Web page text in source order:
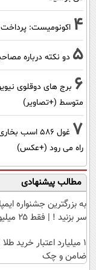
4 اکونومیست: پرداخت
5 دو نکته درباره
6 برج های دوقلوی
متوسط (+تصاویر)
7
راه می رود (+عکس)
مطالب پیشنهادی
به بزرگترین جشنواره
سر بزنید ! | فقط ۲۵ میلیون !
۱ میلیارد اعتبار خرید
ضامن و چک